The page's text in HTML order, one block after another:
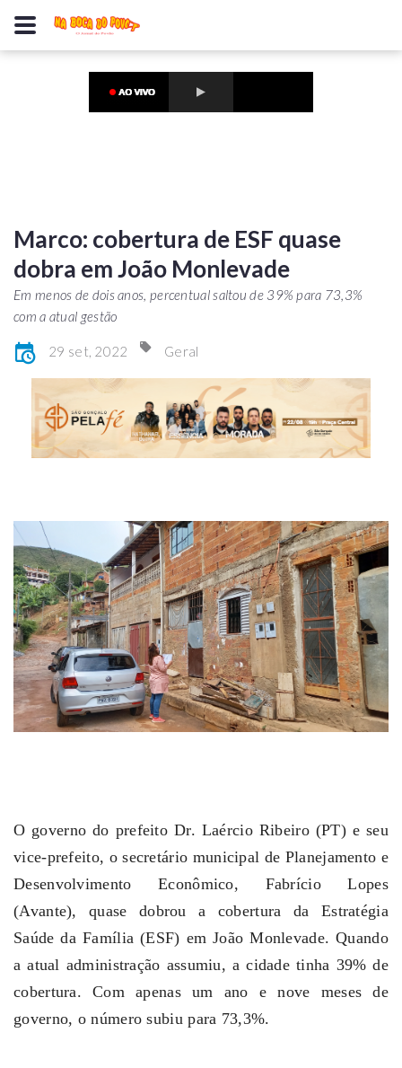
Marco: cobertura de ESF quase
dobra em João Monlevade
Em menos de dois anos, percentual saltou de 39% para 73,3%
com a atual gestão
29 set, 2022 Geral
O governo do prefeito Dr. Laércio Ribeiro (PT) e seu
vice-prefeito, o secretário municipal de Planejamento e
Desenvolvimento Econômico, Fabrício Lopes
(Avante), quase dobrou a cobertura da Estratégia
Saúde da Família (ESF) em João Monlevade. Quando
a atual administração assumiu, a cidade tinha 39% de
cobertura. Com apenas um ano e nove meses de
governo, o número subiu para 73,3%.